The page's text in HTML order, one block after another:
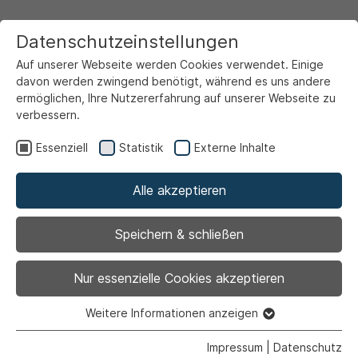
Stadtverwaltung und
Verbraucherzentrale
schließen über die
Datenschutzeinstellungen
Auf unserer Webseite werden Cookies verwendet. Einige
davon werden zwingend benötigt, während es uns andere
ermöglichen, Ihre Nutzererfahrung auf unserer Webseite zu
verbessern.
Essenziell Statistik Externe Inhalte
Alle akzeptieren
Speichern & schließen
Nur essenzielle Cookies akzeptieren
Essenzielle Cookies werden für grundlegende Funktionen
Weitere Informationen anzeigen
Impressum Datenschutz